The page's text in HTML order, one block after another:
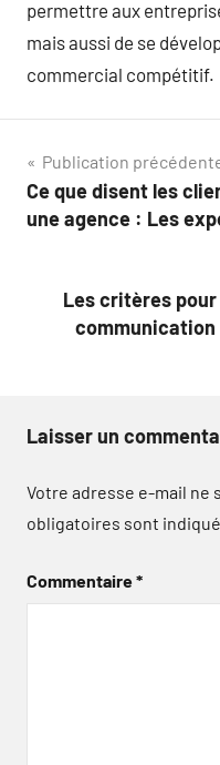
permettre aux
mais aussi de se
commercial compétitif.
Navigation
de
Publication
Ce que disent les
une agence : Les
Les critères
communication
Laisser un
Votre adresse e-mail ne
obligatoires sont
Commentaire*